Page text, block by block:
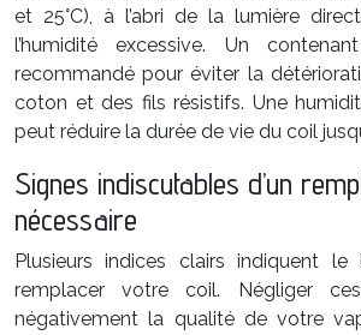
et 25°C), à l’abri de la lumière
l’humidité excessive. Un
recommandé pour éviter la
coton et des fils résistifs. Une
peut réduire la durée de vie du coil
Signes indiscutables d’un
nécessaire
Plusieurs indices clairs indiquent
remplacer votre coil. Négliger
négativement la qualité de votre